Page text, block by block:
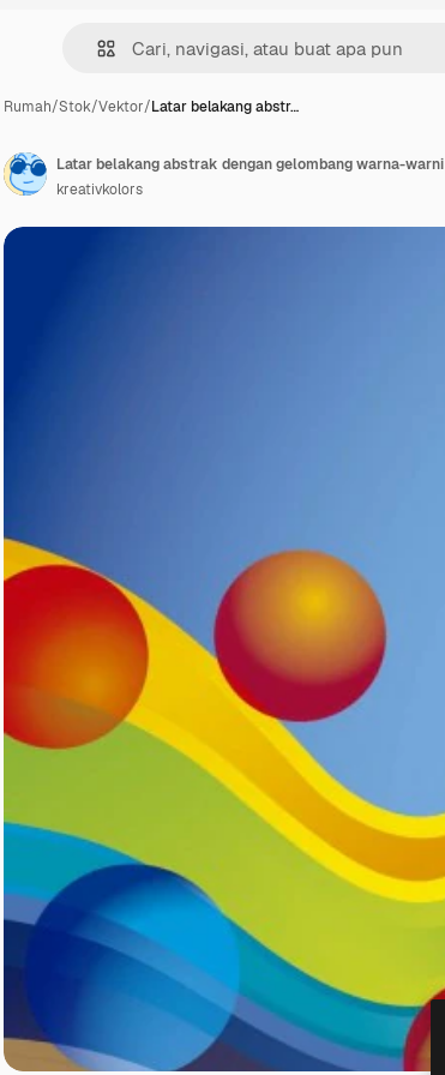
Rumah/Stok/Vektor/Latar belakang abstr…
Latar belakang abstrak dengan gelombang warna-warni
kreativkolors